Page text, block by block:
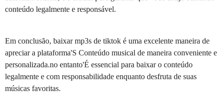
conteúdo legalmente e responsável.
Em conclusão, baixar mp3s de tiktok é uma excelente maneira de
apreciar a plataforma'S Conteúdo musical de maneira conveniente e
personalizada.no entanto'É essencial para baixar o conteúdo
legalmente e com responsabilidade enquanto desfruta de suas
músicas favoritas.